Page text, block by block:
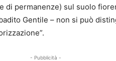
di permanenze) sul suolo
Gentile – non si può
- Pubblicità -